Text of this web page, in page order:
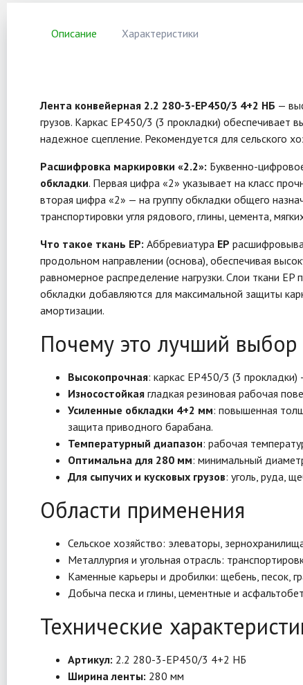
Описание Характеристики
Лента конвейерная 2.2 280-3-EP450/3 4+2 НБ —
грузов. Каркас EP450/3 (3 прокладки)
надежное сцепление. Рекомендуется для сельского
Расшифровка маркировки «2.2»: Буквенно-
обкладки. Первая цифра «2» указывает на класс
вторая цифра «2» — на группу обкладки общего
транспортировки угля рядового, глины, цемента,
Что такое ткань EP: Аббревиатура EP
продольном направлении (основа), обеспечивая
равномерное распределение нагрузки. Слои ткани
обкладки добавляются для максимальной защиты
амортизации.
Почему это лучший выбор
Высокопрочная: каркас EP450/3 (3
Износостойкая гладкая резиновая рабочая
Усиленные обкладки 4+2 мм: повышенная
защита приводного барабана.
Температурный диапазон: рабочая
Оптимальна для 280 мм: минимальный
Для сыпучих и кусковых грузов: уголь, руда,
Области применения
Сельское хозяйство: элеваторы,
Металлургия и угольная отрасль:
Каменные карьеры и дробилки: щебень, песок,
Добыча песка и глины, цементные и
Технические
Артикул: 2.2 280-3-EP450/3 4+2 НБ
Ширина ленты: 280 мм